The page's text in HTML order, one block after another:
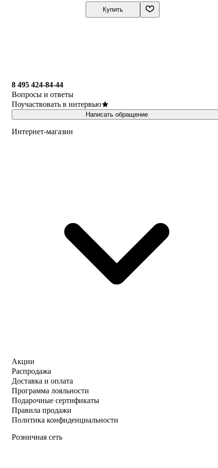
Купить
8 495 424-84-44
Вопросы и ответы
Поучаствовать в интервью
Написать обращение
Интернет-магазин
Акции
Распродажа
Доставка и оплата
Программа лояльности
Подарочные сертификаты
Правила продажи
Политика конфиденциальности
Розничная сеть